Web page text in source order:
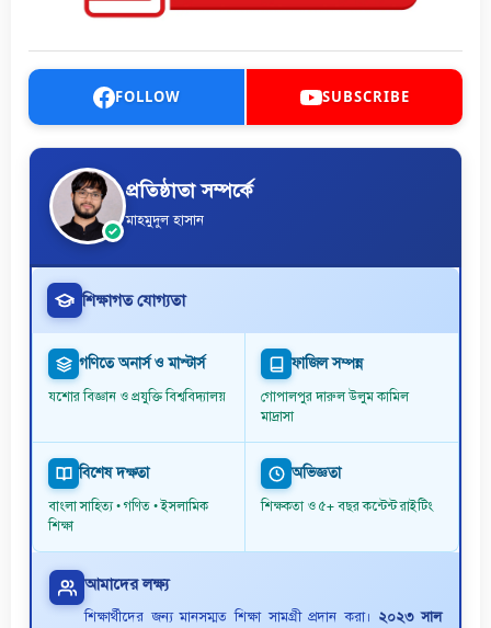
FOLLOW SUBSCRIBE
প্রতিষ্ঠাতা সম্পর্কে
মাহমুদুল হাসান
শিক্ষাগত যোগ্যতা
গণিতে অনার্স ও মাস্টার্স
যশোর বিজ্ঞান ও প্রযুক্তি বিশ্ববিদ্যালয়
ফাজিল সম্পন্ন
গোপালপুর দারুল উলুম কামিল
মাদ্রাসা
বিশেষ দক্ষতা
বাংলা সাহিত্য • গণিত • ইসলামিক
শিক্ষা
অভিজ্ঞতা
শিক্ষকতা ও ৫+ বছর কন্টেন্ট রাইটিং
আমাদের লক্ষ্য
শিক্ষার্থীদের জন্য মানসম্মত শিক্ষা সামগ্রী প্রদান করা। ২০২৩ সাল